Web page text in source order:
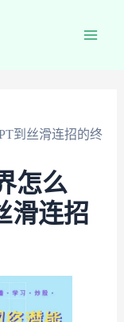
到丝滑连招的终
怎么
滑连招